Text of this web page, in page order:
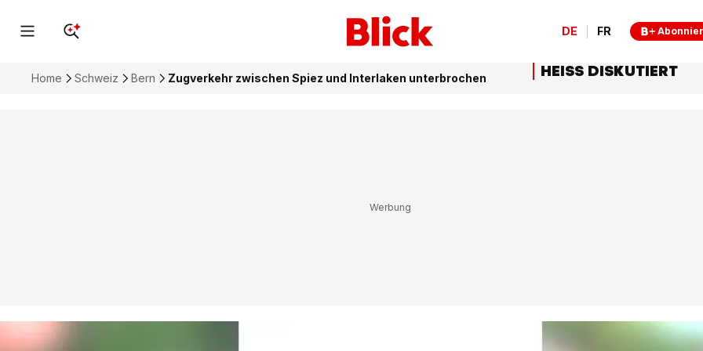
DE FR
Home Schweiz Bern Zugverkehr zwischen Spiez und Interlaken unterbrochen HEISS DISKUTIERT